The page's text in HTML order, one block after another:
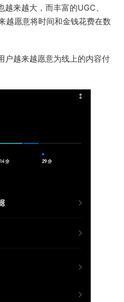
来越大，而丰富的UGC、
越愿意将时间和金钱花费在数
户越来越愿意为线上的内容付